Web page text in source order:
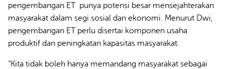
pengembangan ET punya potensi besar mensejahterakan
masyarakat dalam segi sosial dan ekonomi. Menurut Dwi,
pengembangan ET perlu disertai komponen usaha
produktif dan peningkatan kapasitas masyarakat.
“Kita tidak boleh hanya memandang masyarakat sebagai